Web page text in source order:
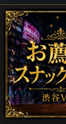
Links
トップ
渋谷道
トビー
渋谷道
ィー会
クラフ